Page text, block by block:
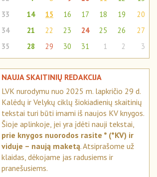
33
14 15 16 17 18 19
20
34
21 22 23 24 25 26
27
35
28 29 30 31 1 2 3
NAUJA SKAITINIŲ REDAKCIJA
LVK nurodymu nuo 2025 m. lapkričio 29 d.
Kalėdų ir Velykų ciklų šiokiadienių skaitinių
tekstai turi būti imami iš naujos KV knygos.
Šioje aplinkoje, jei yra įdėti nauji tekstai,
prie knygos nuorodos rasite * (*KV) ir
viduje – naują maketą. Atsiprašome už
klaidas, dėkojame jas radusiems ir
pranešusiems.